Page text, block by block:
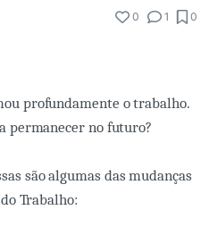
0 1 0
profundamente o trabalho.
permanecer no futuro?
são algumas das mudanças
Trabalho: